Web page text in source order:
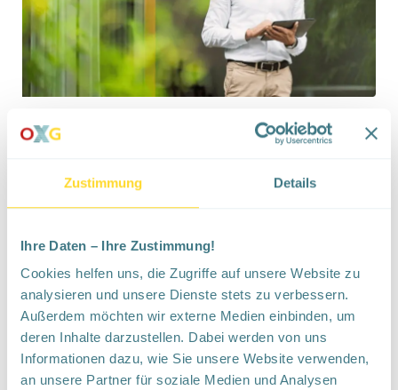
Zustimmung Details
Ihre Daten – Ihre Zustimmung!
Cookies helfen uns, die Zugriffe auf unsere Website zu
analysieren und unsere Dienste stets zu verbessern.
Außerdem möchten wir externe Medien einbinden, um
deren Inhalte darzustellen. Dabei werden von uns
Informationen dazu, wie Sie unsere Website verwenden,
an unsere Partner für soziale Medien und Analysen
Vorteile für die
Fit für die Zukunft und
potenzielle Wertsteigerung
Sichern Sie sich als Eigentümer*in das
Internet der Zukunft. Mit einem OXG-
Glasfaseranschluss steigern Sie
heute schon den potenziellen Wert